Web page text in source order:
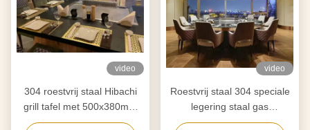
video
304 roestvrij staal Hibachi
grill tafel met 500x380mm
kookruimte
video
Roestvrij staal 304 speciale
legering staal gas
Teppanyaki Grill